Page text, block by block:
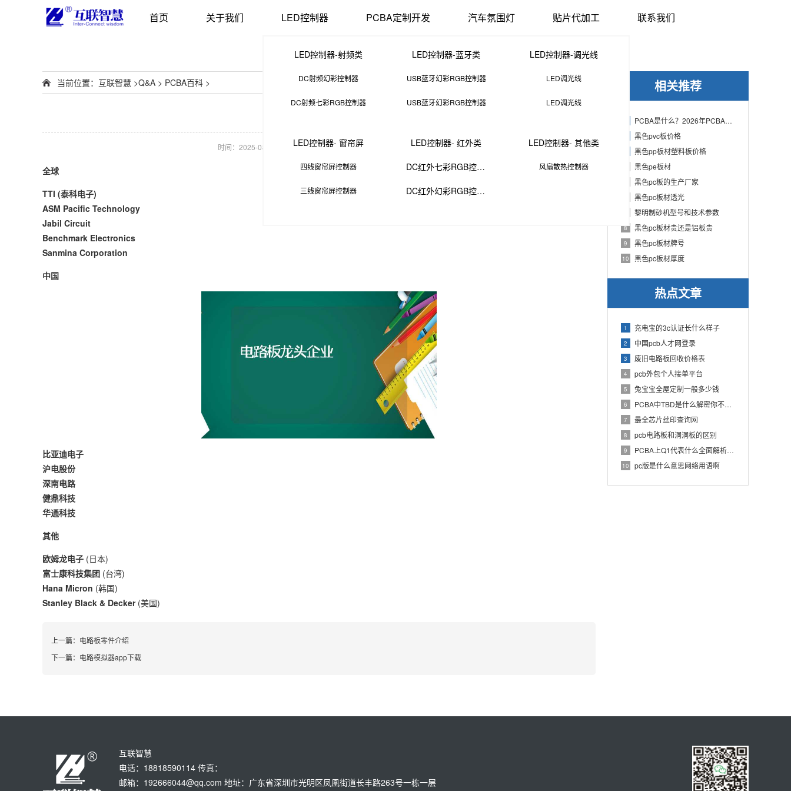
首页 关于我们 LED控制器
LED控制器-射频类
DC射频幻彩控制器
DC射频七彩RGB控制器
LED控制器-蓝牙类
USB蓝牙幻彩RGB控制器
USB蓝牙幻彩RGB控制器
LED控制器-调光线
LED调光线
LED调光线
LED控制器- 窗帘屏
四线窗帘屏控制器
三线窗帘屏控制器
LED控制器- 红外类
DC红外七彩RGB控制器
DC红外幻彩RGB控制器
LED控制器- 其他类
风扇散热控制器
PCBA定制开发 汽车氛围灯 贴片代加工 联系我们
相关推荐
PCBA是什么？2026年PCBA制造与代工指南：专业方案、流程与应用
黑色pvc板价格
黑色pp板材塑料板价格
黑色pe板材
黑色pc板的生产厂家
黑色pc板材透光
黎明制砂机型号和技术参数
8 黑色pc板材贵还是铝板贵
9 黑色pc板材牌号
10 黑色pc板材厚度
热点文章
1 充电宝的3c认证长什么样子
2 中国pcb人才网登录
3 废旧电路板回收价格表
4 pcb外包个人接单平台
5 兔宝宝全屋定制一般多少钱
6 PCBA中TBD是什么解密你不知道的电子行业术语
7 最全芯片丝印查询网
8 pcb电路板和洞洞板的区别
9 PCBA上Q1代表什么全面解析PCB电路板中Q1的作用
10 pc版是什么意思网络用语啊
当前位置： 互联智慧 >Q&A > PCBA百科 >
时间：2025-08-30 11:42:00 来源：PCBA 次
全球
TTI (泰科电子)
ASM Pacific Technology
Jabil Circuit
Benchmark Electronics
Sanmina Corporation
中国
比亚迪电子
沪电股份
深南电路
健鼎科技
华通科技
其他
欧姆龙电子 (日本)
富士康科技集团 (台湾)
Hana Micron (韩国)
Stanley Black & Decker(美国)
上一篇： 电路板零件介绍
下一篇： 电路模拟器app下载
互联智慧
电话：18818590114 传真：
邮箱：192666044@qq.com 地址：广东省深圳市光明区凤凰街道长丰路263号一栋一层